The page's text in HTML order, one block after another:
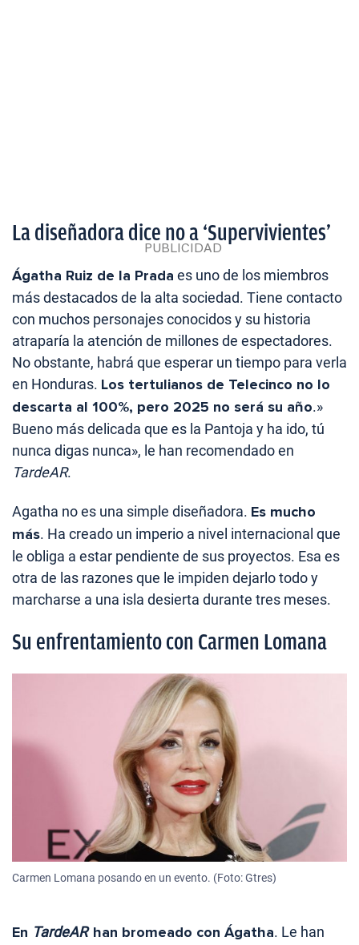
La diseñadora dice no a ‘Supervivientes’
Ágatha Ruiz de la Prada es uno de los miembros
más destacados de la alta sociedad. Tiene contacto
con muchos personajes conocidos y su historia
atraparía la atención de millones de espectadores.
No obstante, habrá que esperar un tiempo para verla
en Honduras. Los tertulianos de Telecinco no lo
descarta al 100%, pero 2025 no será su año.»
Bueno más delicada que es la Pantoja y ha ido, tú
nunca digas nunca», le han recomendado en
TardeAR.
Agatha no es una simple diseñadora. Es mucho
más. Ha creado un imperio a nivel internacional que
le obliga a estar pendiente de sus proyectos. Esa es
otra de las razones que le impiden dejarlo todo y
marcharse a una isla desierta durante tres meses.
Su enfrentamiento con Carmen Lomana
Carmen Lomana posando en un evento. (Foto: Gtres)
En TardeARhan bromeado con Ágatha. Le han